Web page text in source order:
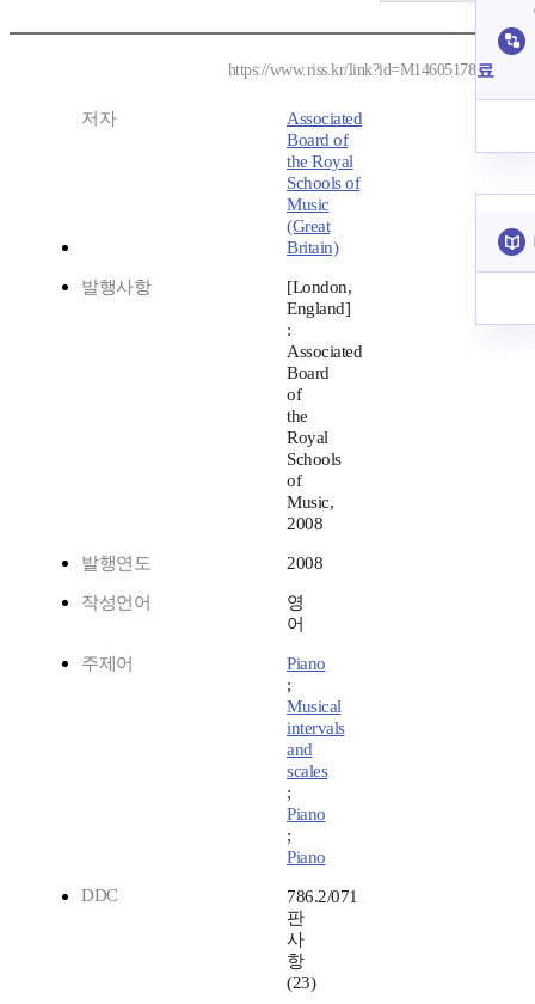
https://www.riss.kr/link?id=M14605178
저자
Associated
Board of
the Royal
Schools of
Music
(Great
Britain)
발행사항
[London,
England]
:
Associated
Board
of
the
Royal
Schools
of
Music,
2008
발행연도 2008
작성언어
영
어
주제어
Piano
;
Musical
intervals
and
scales
;
Piano
;
Piano
DDC
786.2/071
판
사
항
(23)
료